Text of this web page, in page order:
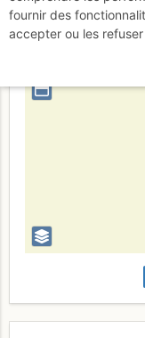
+
–
fournir des
accepter ou les